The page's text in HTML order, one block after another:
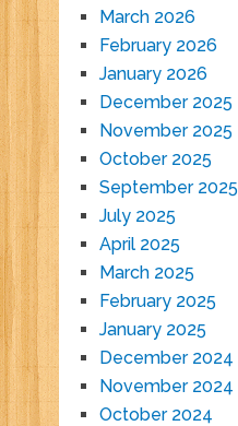
March 2026
February 2026
January 2026
December 2025
November 2025
October 2025
September 2025
July 2025
April 2025
March 2025
February 2025
January 2025
December 2024
November 2024
October 2024